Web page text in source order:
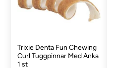
Trixie Denta Fun Chewing
Curl Tuggpinnar Med Anka
1 st